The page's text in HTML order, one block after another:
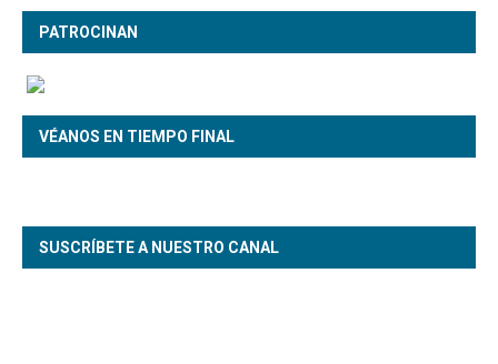
PATROCINAN
VÉANOS EN TIEMPO FINAL
SUSCRÍBETE A NUESTRO CANAL